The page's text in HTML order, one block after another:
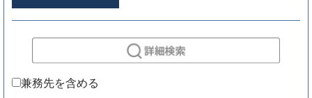
兼務先を含める